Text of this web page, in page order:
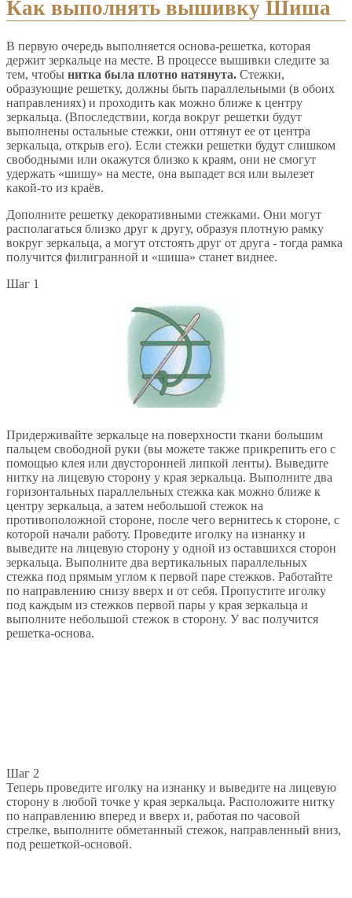
Как выполнять вышивку Шиша
В первую очередь выполняется основа-решетка, которая
держит зеркальце на месте. В процессе вышивки следите за
тем, чтобы нитка была плотно натянута. Стежки,
образующие решетку, должны быть параллельными (в обоих
направлениях) и проходить как можно ближе к центру
зеркальца. (Впоследствии, когда вокруг решетки будут
выполнены остальные стежки, они оттянут ее от центра
зеркальца, открыв его). Если стежки решетки будут слишком
свободными или окажутся близко к краям, они не смогут
удержать «шишу» на месте, она выпадет вся или вылезет
какой-то из краёв.
Дополните решетку декоративными стежками. Они могут
располагаться близко друг к другу, образуя плотную рамку
вокруг зеркальца, а могут отстоять друг от друга - тогда рамка
получится филигранной и «шиша» станет виднее.
Шаг 1
Придерживайте зеркальце на поверхности ткани большим
пальцем свободной руки (вы можете также прикрепить его с
помощью клея или двусторонней липкой ленты). Выведите
нитку на лицевую сторону у края зеркальца. Выполните два
горизонтальных параллельных стежка как можно ближе к
центру зеркальца, а затем небольшой стежок на
противоположной стороне, после чего вернитесь к стороне, с
которой начали работу. Проведите иголку на изнанку и
выведите на лицевую сторону у одной из оставшихся сторон
зеркальца. Выполните два вертикальных параллельных
стежка под прямым углом к первой паре стежков. Работайте
по направлению снизу вверх и от себя. Пропустите иголку
под каждым из стежков первой пары у края зеркальца и
выполните небольшой стежок в сторону. У вас получится
решетка-основа.
Шаг 2
Теперь проведите иголку на изнанку и выведите на лицевую
сторону в любой точке у края зеркальца. Расположите нитку
по направлению вперед и вверх и, работая по часовой
стрелке, выполните обметанный стежок, направленный вниз,
под решеткой-основой.